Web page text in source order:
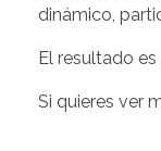
dinámico,
El resultado
Si quieres ver